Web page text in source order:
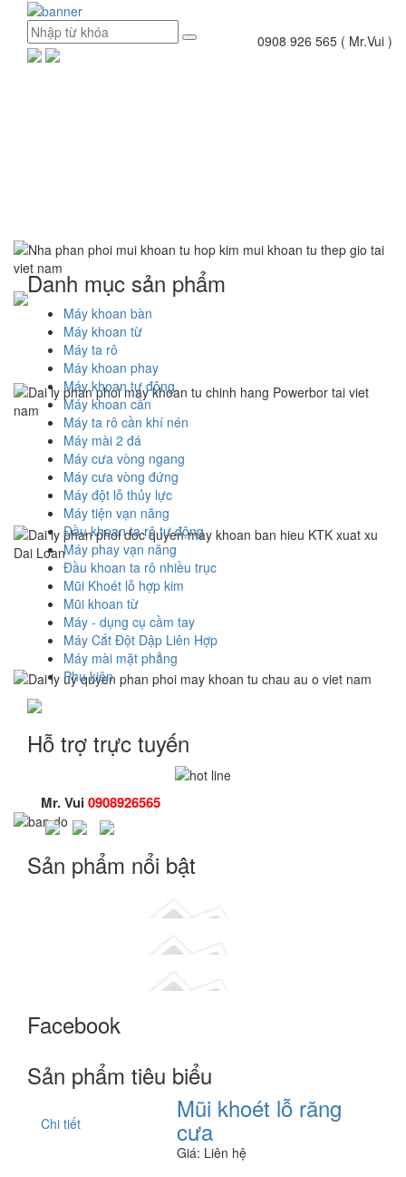
0908 926 565 ( Mr.Vui )
Danh mục sản phẩm
Máy khoan bàn
Máy khoan từ
Máy ta rô
Máy khoan phay
Máy khoan tự động
Máy khoan cần
Máy ta rô cần khí nén
Máy mài 2 đá
Máy cưa vòng ngang
Máy cưa vòng đứng
Máy đột lỗ thủy lực
Máy tiện vạn năng
Đầu khoan ta rô tự động
Máy phay vạn năng
Đầu khoan ta rô nhiều trục
Mũi Khoét lỗ hợp kim
Mũi khoan từ
Máy - dụng cụ cầm tay
Máy Cắt Đột Dập Liên Hợp
Máy mài mặt phẳng
Phụ kiện
Hỗ trợ trực tuyến
Mr. Vui0908926565
Sản phẩm nổi bật
Máy khoan đế từ kèm ta rô hiệu Raptor Element 75
Máy khoan từ hiệu Powerbor PB32, Máy khoan đế từ
Máy khoan bàn hiệu KTK LG-16A
Mũi khoét lỗ hợp kim 16mm
Mũi khoét lỗ hợp kim powertech
Máy đột lỗ xà gồ, sắt V dùng pin dạng cầm tay xuất xứ
Facebook
Sản phẩm tiêu biểu
Mũi khoét lỗ răng
cưa
Giá: Liên hệ
Chi tiết